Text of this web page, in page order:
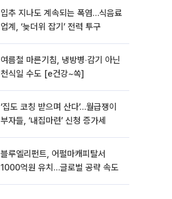
입추 지나도 계속되는 폭염…식음료
업계, ‘늦더위 잡기’ 전력 투구
여름철 마른기침, 냉방병‧감기 아닌
천식일 수도 [e건강~쏙]
‘집도 코칭 받으며 산다’…월급쟁이
부자들, ‘내집마련’ 신청 증가세
블루엘리펀트, 어펄마캐피탈서
1000억원 유치…글로벌 공략 속도